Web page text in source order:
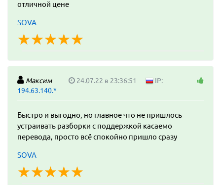
отличной цене
SOVA
☆☆☆☆☆
★★★★★
Максим 24.07.22 в 23:36:51
IP:
194.63.140.*
Быстро и выгодно, но главное что не пришлось
устраивать разборки с поддержкой касаемо
перевода, просто всё спокойно пришло сразу
SOVA
☆☆☆☆☆
★★★★★